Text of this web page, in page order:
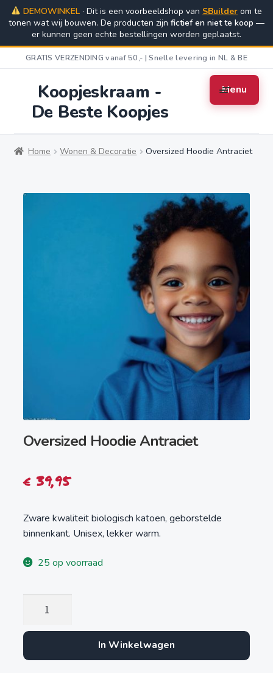
DEMOWINKEL· Dit is een voorbeeldshop van SBuilderom te
tonen wat wij bouwen. De producten zijn fictief en niet te koop —
er kunnen geen echte bestellingen worden geplaatst.
GRATIS VERZENDING vanaf 50,- | Snelle levering in NL & BE
Ga
door
naar
navigatie
Ga
naar
de
inhoud
Koopjeskraam -
De Beste Koopjes
Menu
Home Algemene Voorwaarden Cart
Retourbeleid Shop
Verzending & Levering
Home Wonen & Decoratie Oversized Hoodie Antraciet
Oversized Hoodie Antraciet
€39,95
Zware kwaliteit biologisch katoen, geborstelde
binnenkant. Unisex, lekker warm.
25 op voorraad
Hoodie
Antraciet
In Winkelwagen